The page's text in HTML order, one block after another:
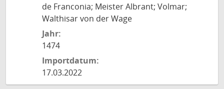
de Franconia; Meister Albrant; Volmar;
Walthisar von der Wage
Jahr:
1474
Importdatum:
17.03.2022